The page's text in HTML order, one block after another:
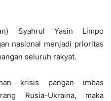
Syahrul Yasin Limpo
nasional menjadi prioritas
seluruh rakyat.
krisis pangan imbas
Rusia-Ukraina, maka